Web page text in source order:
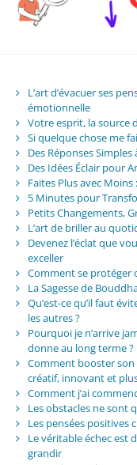
L’art d’évacuer ses
émotionnelle
Votre esprit, la source
Si quelque chose me
Des Réponses
Des Idées Éclair pour
Faites Plus avec
5 Minutes pour
Petits Changements,
L’art de briller au
Devenez l’éclat que
exceller
Comment se protéger
La Sagesse de
Qu’est-ce qu’il faut
les autres ?
Pourquoi je n’arrive
donne au long terme ?
Comment booster
créatif, innovant et
Comment j’ai
Les obstacles ne sont
Les pensées positives
Le véritable échec est
grandir